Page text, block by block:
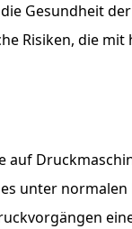
Gesundheit
Risiken, die
auf
unter